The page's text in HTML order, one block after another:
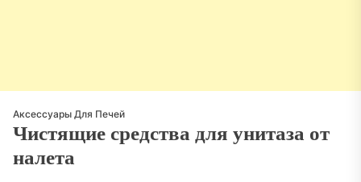
Аксессуары Для Печей
Чистящие средства для унитаза от
налета